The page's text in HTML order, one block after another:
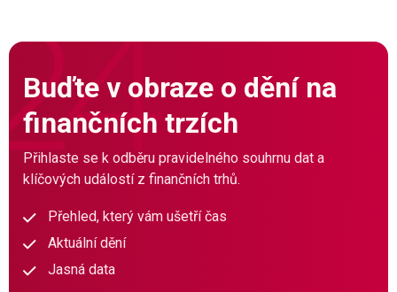
Buďte v obraze o dění na
finančních trzích
Přihlaste se k odběru pravidelného souhrnu dat a
klíčových událostí z finančních trhů.
Přehled, který vám ušetří čas
Aktuální dění
Jasná data